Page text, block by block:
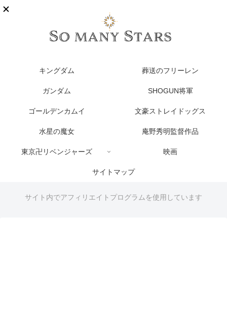
キングダム 葬送のフリーレン
ガンダム SHOGUN将軍
ゴールデンカムイ 文豪ストレイドッグス
水星の魔女 庵野秀明監督作品
東京卍リベンジャーズ 映画
サイトマップ
サイト内でアフィリエイトプログラムを使用しています